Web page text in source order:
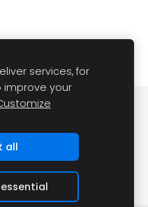
services, for
your
all